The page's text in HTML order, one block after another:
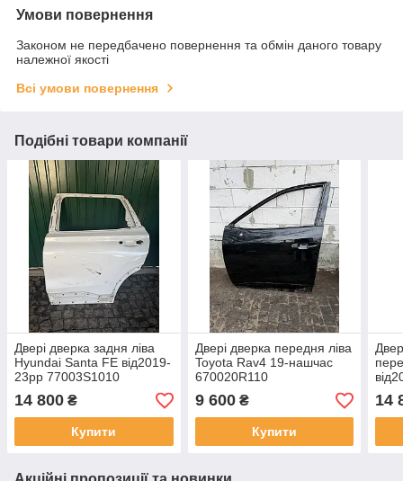
Умови повернення
Законом не передбачено повернення та обмін даного товару
належної якості
Всі умови повернення
Подібні товари компанії
Двері дверка задня ліва
Hyundai Santa FE від2019-
23рр 77003S1010
оригінал бв мінімальна
притертість по арці ( на
фото)
14 800 ₴
Купити
Двері дверка передня ліва
Toyota Rav4 19-нашчас
670020R110
9 600₴
Купити
14